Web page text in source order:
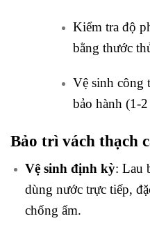
Kiểm tra độ
bằng thước
Vệ sinh công
bảo hành (1-
Bảo trì vách thạch
Vệ sinh định kỳ: Lau
dùng nước trực tiếp,
chống ẩm.